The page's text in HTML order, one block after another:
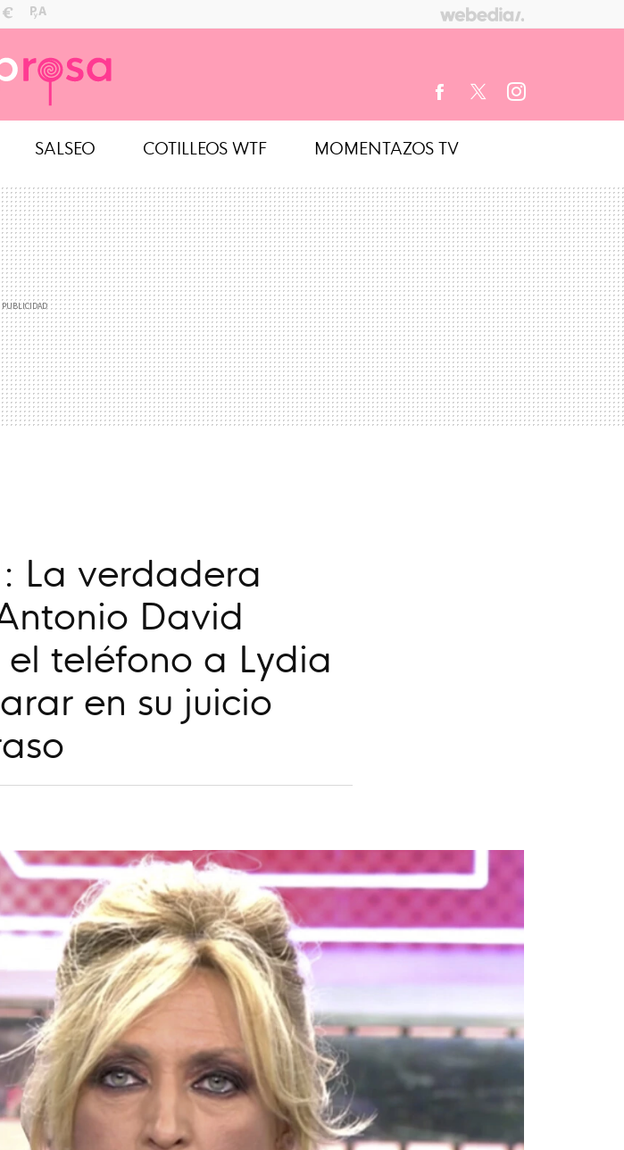
SALSEO COTILLEOS WTF MOMENTAZOS TV
La verdadera
David
teléfono a Lydia
en su juicio